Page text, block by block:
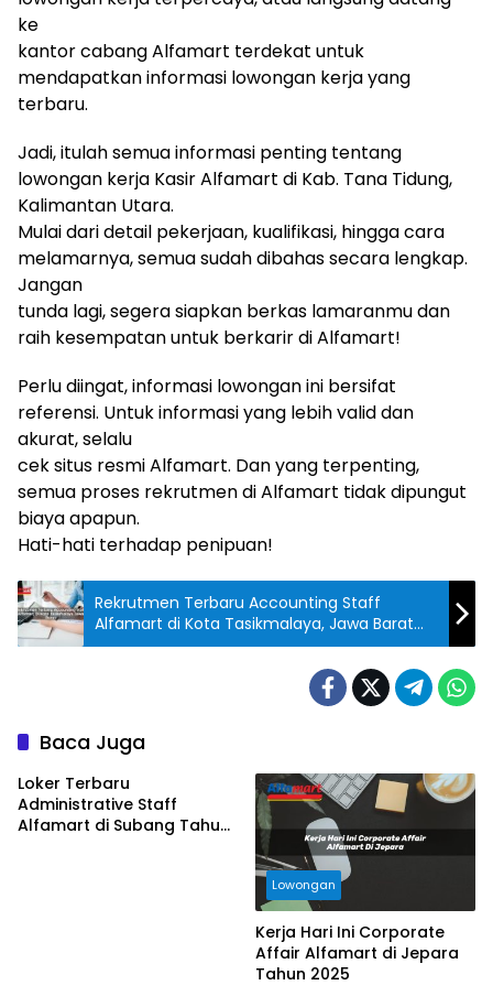
ke
kantor cabang Alfamart terdekat untuk
mendapatkan informasi lowongan kerja yang
terbaru.
Jadi, itulah semua informasi penting tentang
lowongan kerja Kasir Alfamart di Kab. Tana Tidung,
Kalimantan Utara.
Mulai dari detail pekerjaan, kualifikasi, hingga cara
melamarnya, semua sudah dibahas secara lengkap.
Jangan
tunda lagi, segera siapkan berkas lamaranmu dan
raih kesempatan untuk berkarir di Alfamart!
Perlu diingat, informasi lowongan ini bersifat
referensi. Untuk informasi yang lebih valid dan
akurat, selalu
cek situs resmi Alfamart. Dan yang terpenting,
semua proses rekrutmen di Alfamart tidak dipungut
biaya apapun.
Hati-hati terhadap penipuan!
Rekrutmen Terbaru Accounting Staff
Alfamart di Kota Tasikmalaya, Jawa Barat
Tahun 2025
Baca Juga
Loker Terbaru
Administrative Staff
Alfamart di Subang Tahun
Lowongan
Kerja Hari Ini Corporate
Affair Alfamart di Jepara
Tahun 2025